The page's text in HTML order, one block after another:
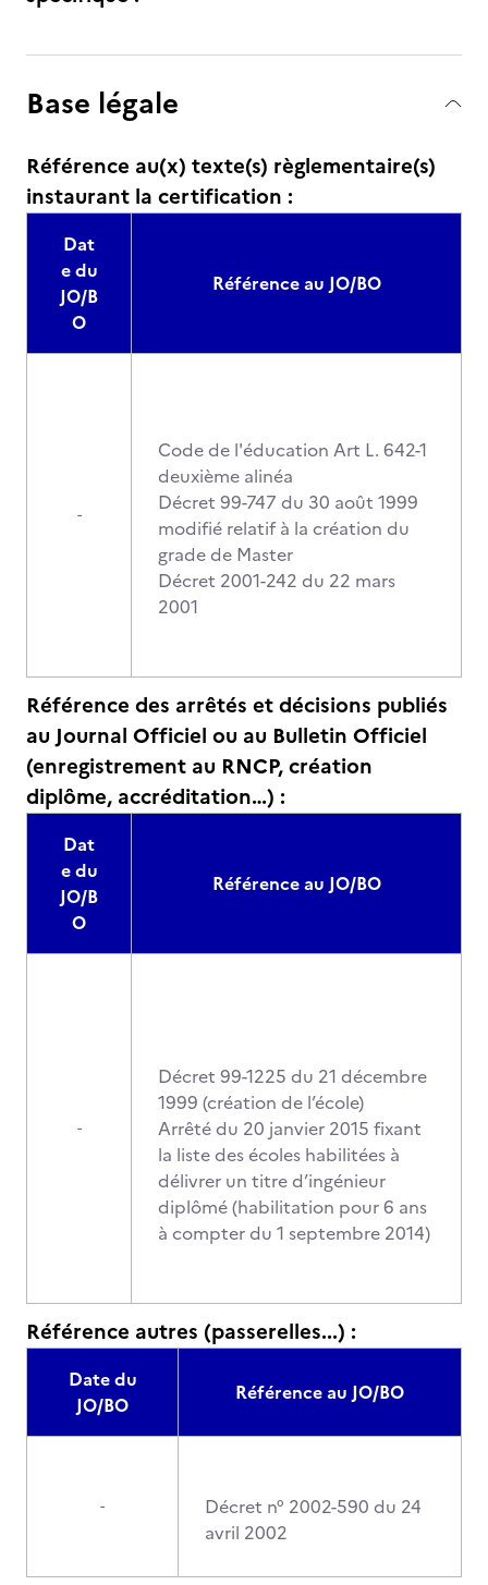
Base légale
Référence au(x) texte(s) règlementaire(s)
instaurant la certification :
Dat
e du
JO/B
O
Référence au JO/BO
-
Code de l'éducation Art L. 642-1
deuxième alinéa
Décret 99-747 du 30 août 1999
modifié relatif à la création du
grade de Master
Décret 2001-242 du 22 mars
2001
Référence des arrêtés et décisions publiés
au Journal Officiel ou au Bulletin Officiel
(enregistrement au RNCP, création
diplôme, accréditation…) :
Dat
e du
JO/B
O
Référence au JO/BO
-
Décret 99-1225 du 21 décembre
1999 (création de l’école)
Arrêté du 20 janvier 2015 fixant
la liste des écoles habilitées à
délivrer un titre d’ingénieur
diplômé (habilitation pour 6 ans
à compter du 1 septembre 2014)
Référence autres (passerelles...) :
Date du
JO/BO
Référence au JO/BO
-
Décret n° 2002-590 du 24
avril 2002